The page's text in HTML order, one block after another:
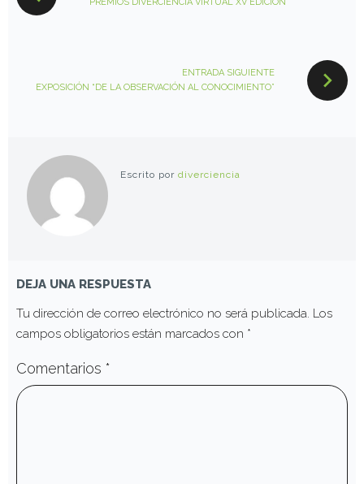
ENTRADA SIGUIENTE
EXPOSICIÓN “DE LA OBSERVACIÓN AL CONOCIMIENTO”
Escrito por diverciencia
DEJA UNA RESPUESTA
Tu dirección de correo electrónico no será publicada. Los
campos obligatorios están marcados con *
Comentarios *